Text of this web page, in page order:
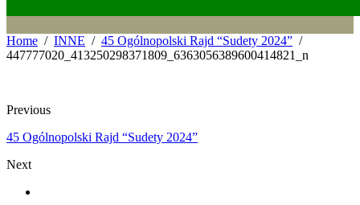
Home INNE
45 Ogólnopolski Rajd “Sudety 2024”
447777020_413250298371809_6363056389600414821_n
Previous
45 Ogólnopolski Rajd “Sudety 2024”
Next